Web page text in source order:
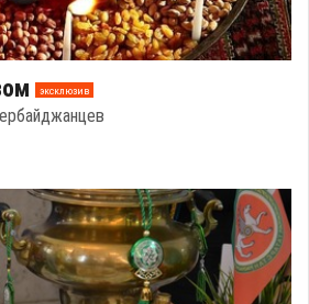
эксклюзив